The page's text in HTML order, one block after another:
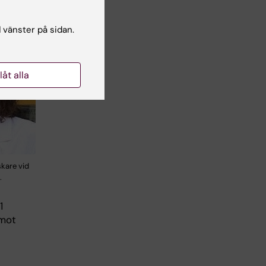
vid
på sidan.
alla